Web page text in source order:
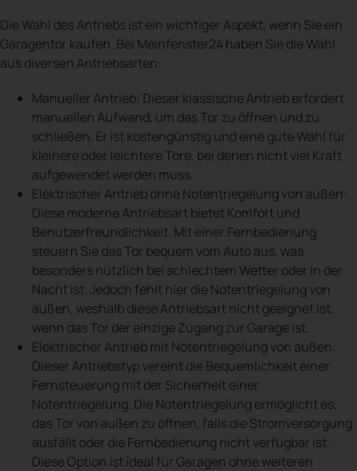
Die Wahl des Antriebs ist ein wichtiger Aspekt, wenn Sie ein
Garagentor kaufen. Bei Meinfenster24 haben Sie die Wahl
aus diversen Antriebsarten:
Manueller Antrieb: Dieser klassische Antrieb erfordert
manuellen Aufwand, um das Tor zu öffnen und zu
schließen. Er ist kostengünstig und eine gute Wahl für
kleinere oder leichtere Tore, bei denen nicht viel Kraft
aufgewendet werden muss.
Elektrischer Antrieb ohne Notentriegelung von außen:
Diese moderne Antriebsart bietet Komfort und
Benutzerfreundlichkeit. Mit einer Fernbedienung
steuern Sie das Tor bequem vom Auto aus, was
besonders nützlich bei schlechtem Wetter oder in der
Nacht ist. Jedoch fehlt hier die Notentriegelung von
außen, weshalb diese Antriebsart nicht geeignet ist,
wenn das Tor der einzige Zugang zur Garage ist.
Elektrischer Antrieb mit Notentriegelung von außen:
Dieser Antriebstyp vereint die Bequemlichkeit einer
Fernsteuerung mit der Sicherheit einer
Notentriegelung. Die Notentriegelung ermöglicht es,
das Tor von außen zu öffnen, falls die Stromversorgung
ausfällt oder die Fernbedienung nicht verfügbar ist.
Diese Option ist ideal für Garagen ohne weiteren